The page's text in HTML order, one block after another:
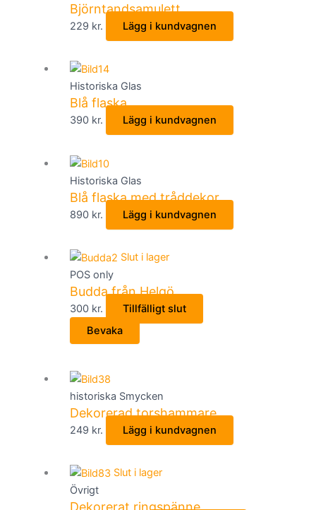
Björntandsamulett
229 kr. Lägg i kundvagnen
Historiska Glas
Blå flaska
390 kr. Lägg i kundvagnen
Historiska Glas
Blå flaska med tråddekor
890 kr. Lägg i kundvagnen
Slut i lager
POS only
Budda från Helgö
300 kr.
Tillfälligt slut
Bevaka
historiska Smycken
Dekorerad torshammare
249 kr. Lägg i kundvagnen
Slut i lager
Övrigt
Dekorerat ringspänne